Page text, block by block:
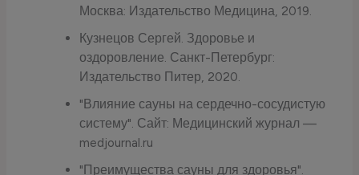
Москва: Издательство Медицина, 2019.
Кузнецов Сергей. Здоровье и
оздоровление. Санкт-Петербург:
Издательство Питер, 2020.
"Влияние сауны на сердечно-сосудистую
систему". Сайт: Медицинский журнал —
medjournal.ru
"Преимущества сауны для здоровья".